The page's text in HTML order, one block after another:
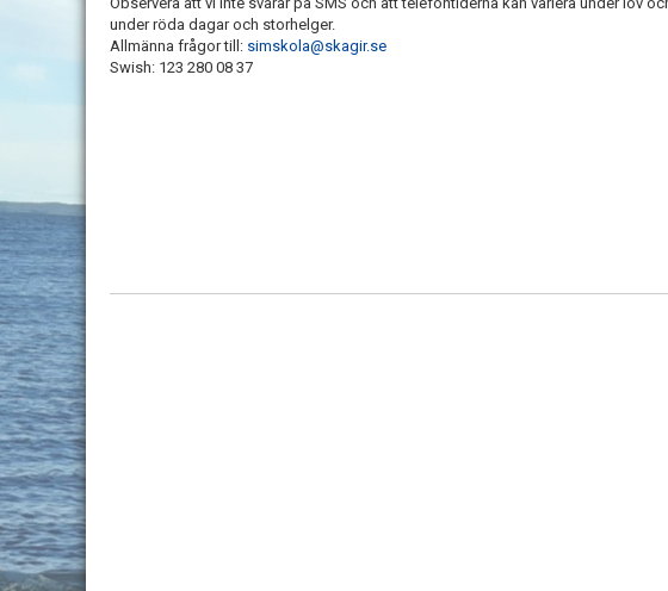
under röda dagar och storhelger.
Allmänna frågor till: simskola@skagir.se
Swish: 123 280 08 37